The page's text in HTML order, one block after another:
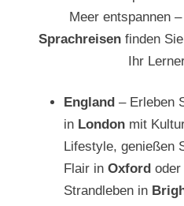
Meer entspannen –
Sprachreisen finden
Ihr
England – Erleben
in London mit
Lifestyle, genießen
Flair in Oxford oder
Strandleben in